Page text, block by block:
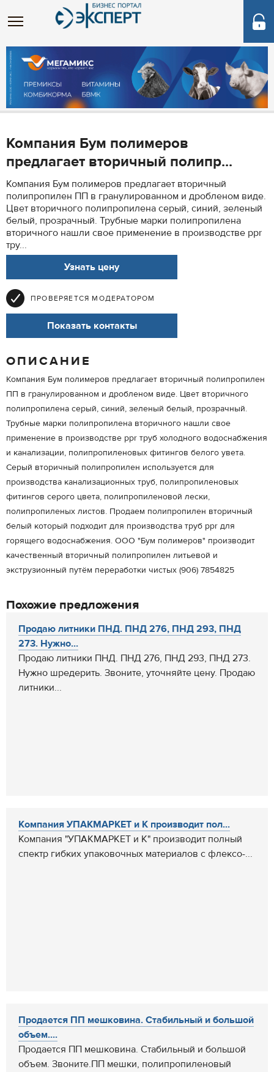
Компания Бум полимеров
предлагает вторичный полипр...
Компания Бум полимеров предлагает вторичный
полипропилен ПП в гранулированном и дробленом виде.
Цвет вторичного полипропилена серый, синий, зеленый
белый, прозрачный. Трубные марки полипропилена
вторичного нашли свое применение в производстве ppr
тру...
Узнать цену
ПРОВЕРЯЕТСЯ МОДЕРАТОРОМ
Показать контакты
ОПИСАНИЕ
Компания Бум полимеров предлагает вторичный полипропилен
ПП в гранулированном и дробленом виде. Цвет вторичного
полипропилена серый, синий, зеленый белый, прозрачный.
Трубные марки полипропилена вторичного нашли свое
применение в производстве ppr труб холодного водоснабжения
и канализации, полипропиленовых фитингов белого увета.
Серый вторичный полипропилен используется для
производства канализационных труб, полипропиленовых
фитингов серого цвета, полипропиленовой лески,
полипропиленых листов. Продаем полипропилен вторичный
белый который подходит для производства труб ppr для
горящего водоснабжения. ООО "Бум полимеров" производит
качественный вторичный полипропилен литьевой и
экструзионный путём переработки чистых (906) 7854825
Похожие предложения
Продаю литники ПНД. ПНД 276, ПНД 293, ПНД
273. Нужно...
Продаю литники ПНД. ПНД 276, ПНД 293, ПНД 273.
Нужно шредерить. Звоните, уточняйте цену. Продаю
литники...
Компания УПАКМАРКЕТ и К производит пол...
Компания "УПАКМАРКЕТ и К" производит полный
спектр гибких упаковочных материалов с флексо-...
Продается ПП мешковина. Стабильный и большой
объем....
Продается ПП мешковина. Стабильный и большой
объем. Звоните.ПП мешки, полипропиленовый